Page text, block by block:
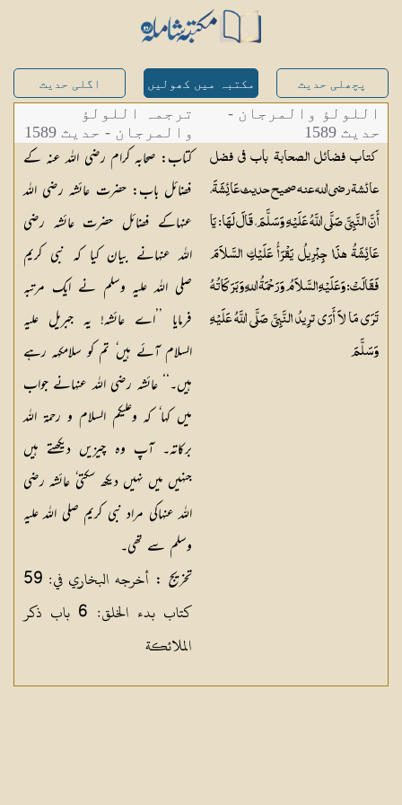
پچھلی حدیث مکتبہ میں کھولیں اگلی حدیث
اللولؤ والمرجان -
حدیث 1589
كتاب فضائل الصحابة باب في فضل
عائشة رضی اللہ عنہ صحيح حديث عَائِشَةَ،
أَنَّ النَّبِيَّ صَلَّى اللَّهُ عَلَيْهِ وَسَلَّمَ، قَالَ لَهَا: يَا
عَائِشَةُ هذَا جِبْرِيلُ يَقْرَأُ عَلَيْكِ السَّلاَمَ
فَقَالَتْ: وَعَلَيْهِ السَّلاَمُ وَرَحْمَةُ اللهِ وَبَرَكَاتُهُ
تَرَى مَا لاَ أَرَى ترِيدُ النَّبِيَّ صَلَّى اللَّهُ عَلَيْهِ
وَسَلَّمَ
ترجمہ اللولؤ
والمرجان - حدیث 1589
کتاب: صحابہ کرام رضی اللہ عنہ کے
فضائل باب: حضرت عائشہ رضی اللہ
عنہاکے فضائل حضرت عائشہ رضی
اللہ عنہانے بیان کیا کہ نبی کریم
صلی اللہ علیہ وسلم نے ایک مرتبہ
فرمایا ’’اے عائشہ! یہ جبریل علیہ
السلام آئے ہیں ٗ تم کو سلامکہہ رہے
ہیں۔‘‘ عائشہ رضی اللہ عنہانے جواب
میں کہا ٗ کہ وعلیکم السلام و رحمۃ اللہ
برکاتہ۔ آپ وہ چیزیں دیکھتے ہیں
جنہیں میں نہیں دیکھ سکتی ٗ عائشہ رضی
اللہ عنہاکی مراد نبی کریم صلی اللہ علیہ
وسلم سے تھی۔
تخریج :
أخرجه البخاري في: 59
كتاب بدء الخلق: 6 باب ذكر
الملائكة